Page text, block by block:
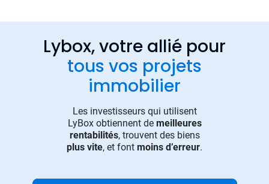
Lybox, votre allié pour
tous vos projets
immobilier
Les investisseurs qui utilisent
LyBox obtiennent de meilleures
rentabilités, trouvent des biens
plus vite, et font moins d’erreur.